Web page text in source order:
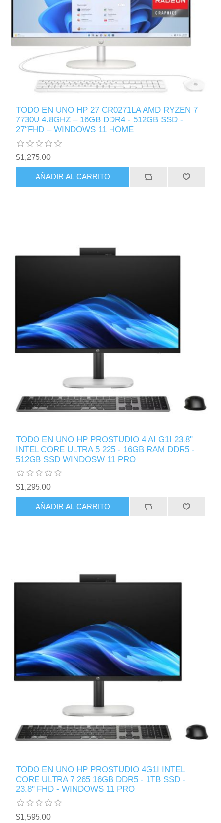
TODO EN UNO HP 27 CR0271LA AMD RYZEN 7
7730U 4.8GHZ – 16GB DDR4 - 512GB SSD -
27″FHD – WINDOWS 11 HOME
$1,275.00
AÑADIR AL CARRITO
TODO EN UNO HP PROSTUDIO 4 AI G1I 23.8"
INTEL CORE ULTRA 5 225 - 16GB RAM DDR5 -
512GB SSD WINDOSW 11 PRO
$1,295.00
AÑADIR AL CARRITO
TODO EN UNO HP PROSTUDIO 4G1I INTEL
CORE ULTRA 7 265 16GB DDR5 - 1TB SSD -
23.8" FHD - WINDOWS 11 PRO
$1,595.00